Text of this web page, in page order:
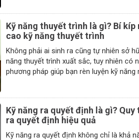
Kỹ năng thuyết trình là gì? Bí kíp
cao kỹ năng thuyết trình
Không phải ai sinh ra cũng tự nhiên sở
năng thuyết trình xuất sắc, tuy nhiên có
phương pháp giúp bạn rèn luyện kỹ năng
Kỹ năng ra quyết định là gì? Quy
ra quyết định hiệu quả
Kỹ năng ra quyết định không chỉ là khả